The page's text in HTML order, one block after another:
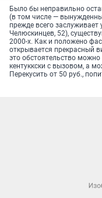
Было бы неправильно
(в том числе —
прежде всего
Челюскинцев, 52),
2000-х. Как и положено
открывается прекрасный
это обстоятельство можно
кентуккски с вызовом, а
Перекусить от 50 руб.,